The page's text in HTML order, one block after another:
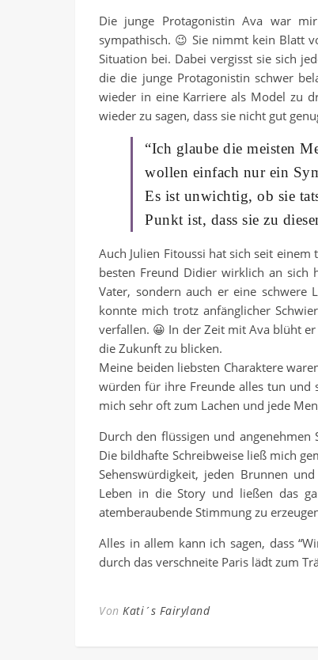
Die junge Protagonistin Ava war
sympathisch. 😉 Sie nimmt kein Blatt
Situation bei. Dabei vergisst sie sich
die die junge Protagonistin schwer
wieder in eine Karriere als Model zu
wieder zu sagen, dass sie nicht gut
“Ich glaube die meisten
wollen einfach nur ein
Es ist unwichtig, ob sie
Punkt ist, dass sie zu
Auch Julien Fitoussi hat sich seit
besten Freund Didier wirklich an sich
Vater, sondern auch er eine schwere
konnte mich trotz anfänglicher
verfallen. 😀 In der Zeit mit Ava blüht
die Zukunft zu blicken.
Meine beiden liebsten Charaktere
würden für ihre Freunde alles tun und
mich sehr oft zum Lachen und jede
Durch den flüssigen und
Die bildhafte Schreibweise ließ mich
Sehenswürdigkeit, jeden Brunnen
Leben in die Story und ließen das
atemberaubende Stimmung zu
Alles in allem kann ich sagen, dass
durch das verschneite Paris lädt zum
Von Kati´s Fairyland